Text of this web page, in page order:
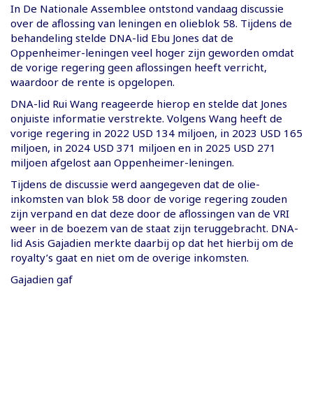
In De Nationale Assemblee ontstond vandaag discussie
over de aflossing van leningen en olieblok 58. Tijdens de
behandeling stelde DNA-lid Ebu Jones dat de
Oppenheimer-leningen veel hoger zijn geworden omdat
de vorige regering geen aflossingen heeft verricht,
waardoor de rente is opgelopen.
DNA-lid Rui Wang reageerde hierop en stelde dat Jones
onjuiste informatie verstrekte. Volgens Wang heeft de
vorige regering in 2022 USD 134 miljoen, in 2023 USD 165
miljoen, in 2024 USD 371 miljoen en in 2025 USD 271
miljoen afgelost aan Oppenheimer-leningen.
Tijdens de discussie werd aangegeven dat de olie-
inkomsten van blok 58 door de vorige regering zouden
zijn verpand en dat deze door de aflossingen van de VRI
weer in de boezem van de staat zijn teruggebracht. DNA-
lid Asis Gajadien merkte daarbij op dat het hierbij om de
royalty’s gaat en niet om de overige inkomsten.
Gajadien gaf